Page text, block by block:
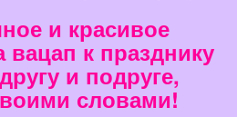
и красивое
к празднику
и подруге,
словами!